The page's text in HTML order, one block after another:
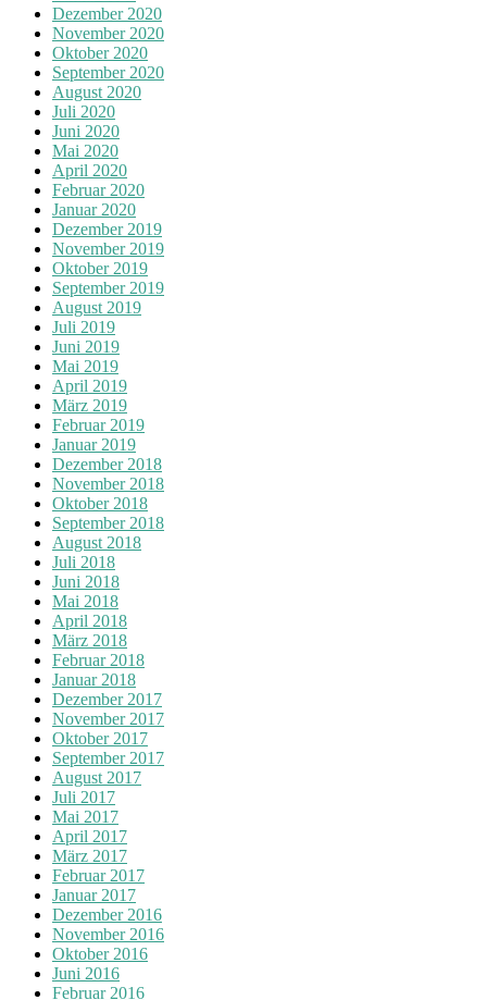
Dezember 2020
November 2020
Oktober 2020
September 2020
August 2020
Juli 2020
Juni 2020
Mai 2020
April 2020
Februar 2020
Januar 2020
Dezember 2019
November 2019
Oktober 2019
September 2019
August 2019
Juli 2019
Juni 2019
Mai 2019
April 2019
März 2019
Februar 2019
Januar 2019
Dezember 2018
November 2018
Oktober 2018
September 2018
August 2018
Juli 2018
Juni 2018
Mai 2018
April 2018
März 2018
Februar 2018
Januar 2018
Dezember 2017
November 2017
Oktober 2017
September 2017
August 2017
Juli 2017
Mai 2017
April 2017
März 2017
Februar 2017
Januar 2017
Dezember 2016
November 2016
Oktober 2016
Juni 2016
Februar 2016